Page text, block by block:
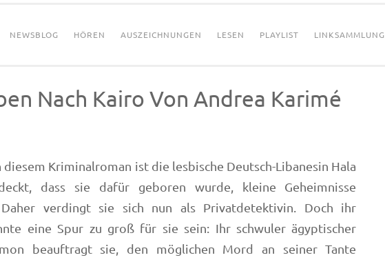
NEWSBLOG HÖREN AUSZEICHNUNGEN LESEN PLAYLIST LINKSAMMLUNG
Nach Kairo Von Andrea Karimé
Kriminalroman ist die lesbische Deutsch-Libanesin Hala
dass sie dafür geboren wurde, kleine Geheimnisse
Daher verdingt sie sich nun als Privatdetektivin. Doch ihr
eine Spur zu groß für sie sein: Ihr schwuler ägyptischer
beauftragt sie, den möglichen Mord an seiner Tante